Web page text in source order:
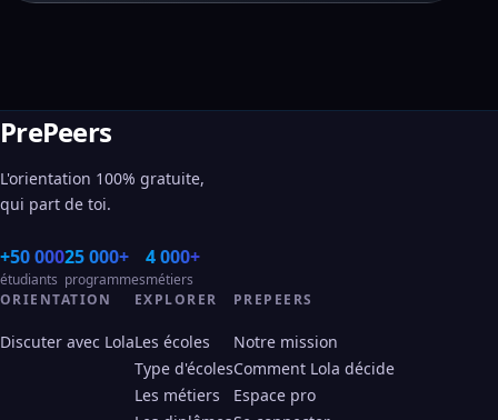
PrePeers
L'orientation 100% gratuite,
qui part de toi.
+50 000
étudiants
25 000+
programmes
4 000+
métiers
ORIENTATION
Discuter avec Lola
EXPLORER
Les écoles
Type d'écoles
Les métiers
PREPEERS
Notre mission
Comment Lola décide
Espace pro